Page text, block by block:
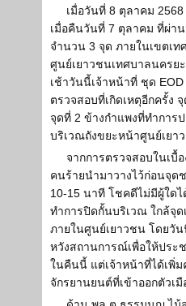
เมื่อวันที่ 8 ตุลาคม
เมื่อคืนวันที่ 7 ตุลาคม ที่ผ่า
จำนวน 3 จุด ภายในเขตเ
ศูนย์เยาวชนเทศบาลนครย
เช้าวันนี้เจ้าหน้าที่ ชุด
ตรวจสอบที่เกิดเหตุอีกครั้ง
จุดที่ 2 ข้างกำแพงที่ทำการ
บริเวณถังขยะหน้าศูนย์เยา
จากการตรวจสอบในเบื้
คนร้ายนำมาวางไว้ก่อนจุด
10-15 นาที โชคดีไม่มีผู้ใดไ
ทำการปิดกั้นบริเวณ ใกล้จุด
ภายในศูนย์เยาวชน โดยวั
หวังสถานการณ์เพื่อให้ประ
ในคืนนี้ แต่เจ้าหน้าที่ได้เพิ่
จักรยานยนต์ที่เข้าออกตัวเมื